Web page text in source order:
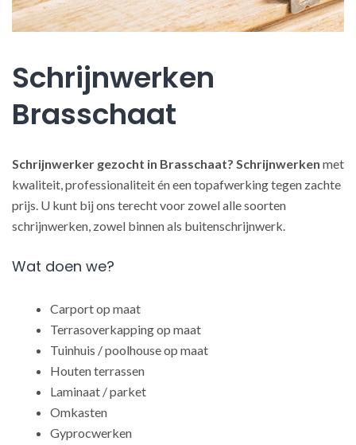
Schrijnwerken
Brasschaat
Schrijnwerker gezocht in Brasschaat? Schrijnwerken met
kwaliteit, professionaliteit én een topafwerking tegen zachte
prijs. U kunt bij ons terecht voor zowel alle soorten
schrijnwerken, zowel binnen als buitenschrijnwerk.
Wat doen we?
Carport op maat
Terrasoverkapping op maat
Tuinhuis / poolhouse op maat
Houten terrassen
Laminaat / parket
Omkasten
Gyprocwerken